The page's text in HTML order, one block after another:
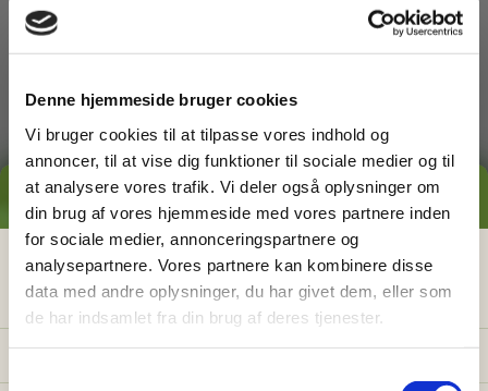
Denne hjemmeside bruger cookies
Vi bruger cookies til at tilpasse vores indhold og
annoncer, til at vise dig funktioner til sociale medier og til
at analysere vores trafik. Vi deler også oplysninger om
din brug af vores hjemmeside med vores partnere inden
for sociale medier, annonceringspartnere og
analysepartnere. Vores partnere kan kombinere disse
data med andre oplysninger, du har givet dem, eller som
de har indsamlet fra din brug af deres tjenester.
3
Arbejdet udføres
Du kan slappe af, mens din
havemand ordner din have. Du
behøver ikke engang være
hjemme.
4
GRATIS PRISESTIMAT
Hvad koster detegentligat få
hjælp i haven?
Få vores prisguide med faste timepriser, eksempler